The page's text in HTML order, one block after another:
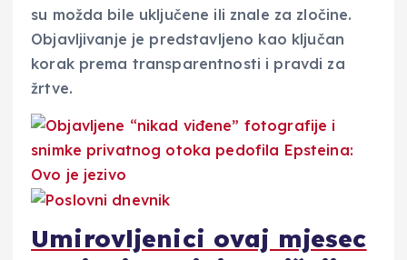
su možda bile uključene ili znale za zločine.
Objavljivanje je predstavljeno kao ključan
korak prema transparentnosti i pravdi za
žrtve.
Umirovljenici ovaj mjesec